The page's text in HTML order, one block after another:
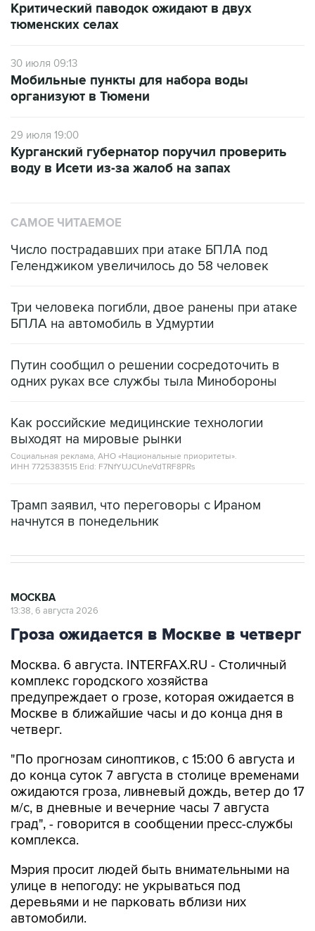
Критический паводок ожидают в двух
тюменских селах
30 июля 09:13
Мобильные пункты для набора воды
организуют в Тюмени
29 июля 19:00
Курганский губернатор поручил проверить
воду в Исети из-за жалоб на запах
САМОЕ ЧИТАЕМОЕ
Число пострадавших при атаке БПЛА под
Геленджиком увеличилось до 58 человек
Три человека погибли, двое ранены при атаке
БПЛА на автомобиль в Удмуртии
Путин сообщил о решении сосредоточить в
одних руках все службы тыла Минобороны
Как российские медицинские технологии
выходят на мировые рынки
Социальная реклама, АНО «Национальные приоритеты».
ИНН 7725383515 Erid: F7NfYUJCUneVdTRF8PRs
Трамп заявил, что переговоры с Ираном
начнутся в понедельник
МОСКВА
13:38, 6 августа 2026
Гроза ожидается в Москве в четверг
Москва. 6 августа. INTERFAX.RU - Столичный
комплекс городского хозяйства
предупреждает о грозе, которая ожидается в
Москве в ближайшие часы и до конца дня в
четверг.
"По прогнозам синоптиков, с 15:00 6 августа и
до конца суток 7 августа в столице временами
ожидаются гроза, ливневый дождь, ветер до 17
м/с, в дневные и вечерние часы 7 августа
град", - говорится в сообщении пресс-службы
комплекса.
Мэрия просит людей быть внимательными на
улице в непогоду: не укрываться под
деревьями и не парковать вблизи них
автомобили.